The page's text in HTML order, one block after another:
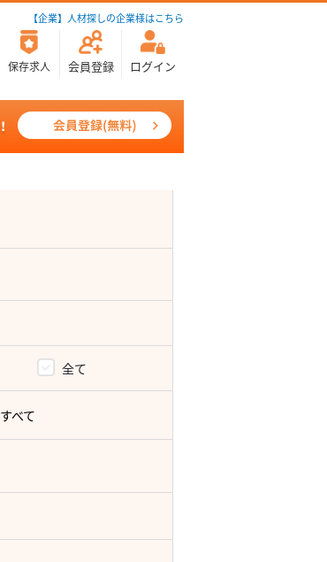
【企業】人材探しの企業様はこちら
保存求人 会員登録 ログイン
全て
すべて